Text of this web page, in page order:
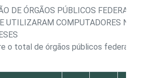
DE ÓRGÃOS PÚBLICOS FEDERAIS E
UTILIZARAM COMPUTADORES NOS
o total de órgãos públicos federais e